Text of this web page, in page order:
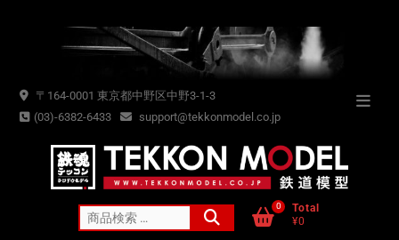
〒164-0001 東京都中野区中野3-1-3
(03)-6382-6433
support@tekkonmodel.co.jp
索
0
Total
¥0